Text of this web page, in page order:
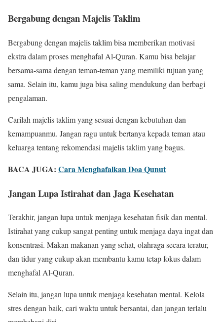
Bergabung dengan Majelis Taklim
Bergabung dengan majelis taklim bisa memberikan motivasi
ekstra dalam proses menghafal Al-Quran. Kamu bisa belajar
bersama-sama dengan teman-teman yang memiliki tujuan yang
sama. Selain itu, kamu juga bisa saling mendukung dan berbagi
pengalaman.
Carilah majelis taklim yang sesuai dengan kebutuhan dan
kemampuanmu. Jangan ragu untuk bertanya kepada teman atau
keluarga tentang rekomendasi majelis taklim yang bagus.
BACA JUGA: Cara Menghafalkan Doa Qunut
Jangan Lupa Istirahat dan Jaga Kesehatan
Terakhir, jangan lupa untuk menjaga kesehatan fisik dan mental.
Istirahat yang cukup sangat penting untuk menjaga daya ingat dan
konsentrasi. Makan makanan yang sehat, olahraga secara teratur,
dan tidur yang cukup akan membantu kamu tetap fokus dalam
menghafal Al-Quran.
Selain itu, jangan lupa untuk menjaga kesehatan mental. Kelola
stres dengan baik, cari waktu untuk bersantai, dan jangan terlalu